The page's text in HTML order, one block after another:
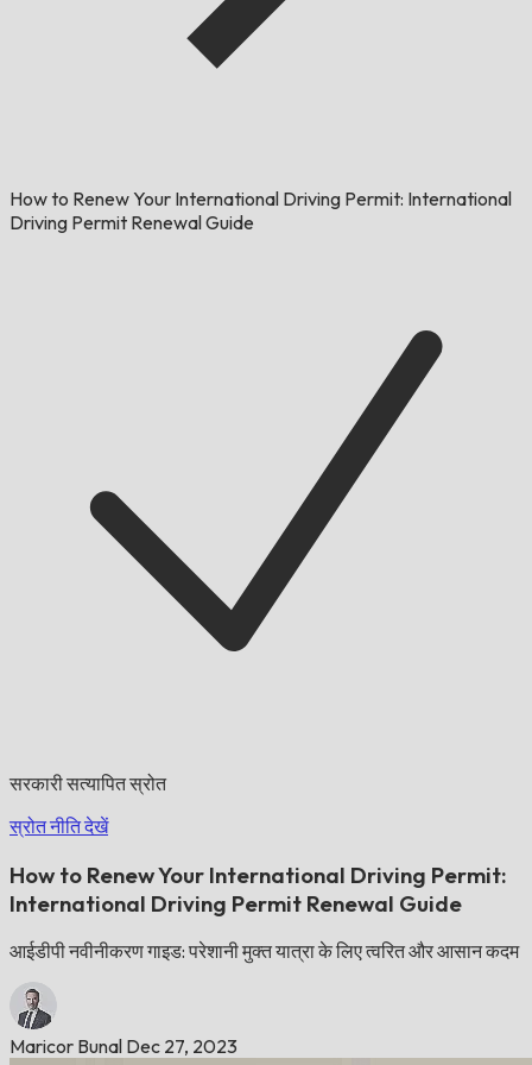
How to Renew Your International Driving Permit: International
Driving Permit Renewal Guide
सरकारी सत्यापित स्रोत
स्रोत नीति देखें
How to Renew Your International Driving Permit:
International Driving Permit Renewal Guide
आईडीपी नवीनीकरण गाइड: परेशानी मुक्त यात्रा के लिए त्वरित और आसान कदम
Maricor Bunal Dec 27, 2023